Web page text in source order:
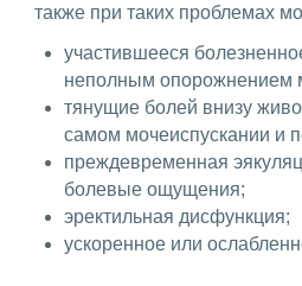
также при таких проблемах
участившееся
неполным опорожнением
тянущие болей внизу
самом мочеиспускании и
преждевременная
болевые ощущения;
эректильная дисфункция;
ускоренное или